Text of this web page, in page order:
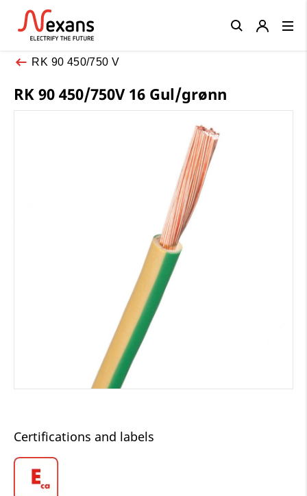
RK 90 450/750 V
RK 90 450/750V 16 Gul/grønn
Certifications and labels
Close